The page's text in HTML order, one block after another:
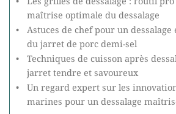
maîtrise optimale du dessalage
Astuces de chef pour un
du jarret de porc demi-sel
Techniques de cuisson après
jarret tendre et savoureux
Un regard expert sur les
marines pour un dessalage